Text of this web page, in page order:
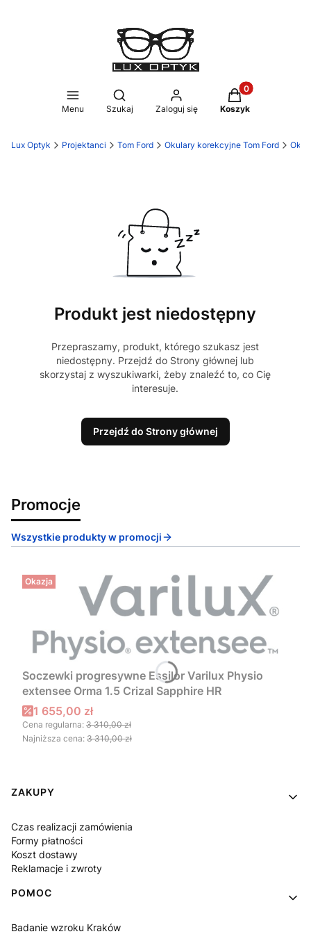
Menu
Otwórz wyszukiwarkę
Szukaj Zaloguj się
Produkty w
Koszyk
Lux Optyk Projektanci Tom Ford Okulary korekcyjne Tom Ford
Produkt jest niedostępny
Przepraszamy, produkt, którego szukasz jest
niedostępny. Przejdź do Strony głównej lub
skorzystaj z wyszukiwarki, żeby znaleźć to, co Cię
interesuje.
Przejdź do Strony głównej
Promocje
Wszystkie produkty w promocji
Okazja
Soczewki progresywne Essilor Varilux Physio
extensee Orma 1.5 Crizal Sapphire HR
Cena promocyjna
1 655,00 zł
Cena regularna: 3 310,00 zł
Najniższa cena: 3 310,00 zł
Linki w stopce
ZAKUPY
Czas realizacji zamówienia
Formy płatności
Koszt dostawy
Reklamacje i zwroty
POMOC
Badanie wzroku Kraków